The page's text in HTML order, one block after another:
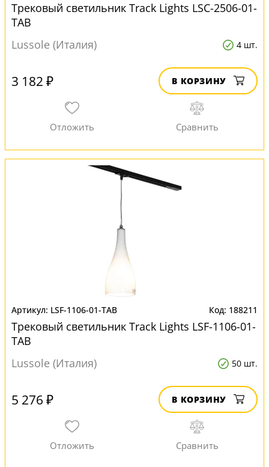
Трековый светильник Track Lights LSC-2506-01-
TAB
Lussole (Италия)
4 шт.
3 182 ₽ В КОРЗИНУ
LSF-1106-01-TAB 188211
Трековый светильник Track Lights LSF-1106-01-
TAB
Lussole (Италия)
50 шт.
5 276 ₽ В КОРЗИНУ